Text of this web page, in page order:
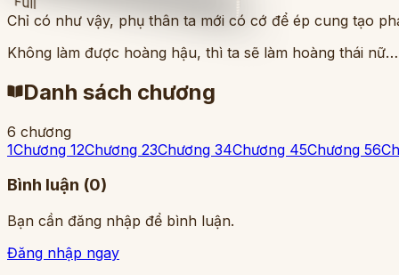
Chỉ có như vậy, phụ thân ta mới có cớ để ép cung tạo
Không làm được hoàng hậu, thì ta sẽ làm hoàng thái nữ…
Danh sách chương
6 chương
1Chương 12Chương 23Chương 34Chương 45Chương 56
Bình luận (0)
Bạn cần đăng nhập để bình luận.
Đăng nhập ngay